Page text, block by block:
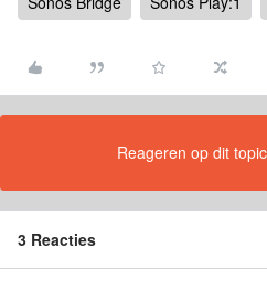
Reageren op dit
3 Reacties